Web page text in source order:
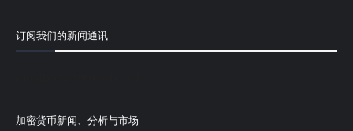
订阅我们的新闻通讯
加密货币新闻、分析与市场